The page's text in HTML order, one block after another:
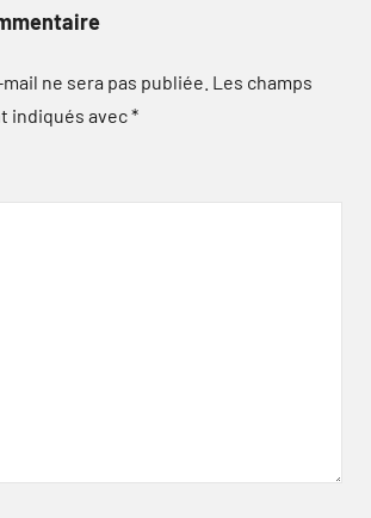
ne sera pas publiée. Les champs
indiqués avec*